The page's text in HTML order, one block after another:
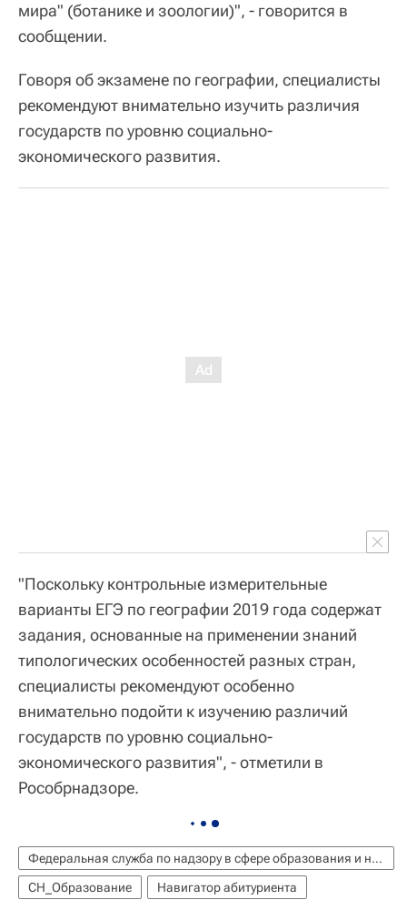
мира" (ботанике и зоологии)", - говорится в
сообщении.
Говоря об экзамене по географии, специалисты
рекомендуют внимательно изучить различия
государств по уровню социально-
экономического развития.
"Поскольку контрольные измерительные
варианты ЕГЭ по географии 2019 года содержат
задания, основанные на применении знаний
типологических особенностей разных стран,
специалисты рекомендуют особенно
внимательно подойти к изучению различий
государств по уровню социально-
экономического развития", - отметили в
Рособрнадзоре.
Федеральная служба по надзору в сфере образования и науки (Рособрнадзор)
СН_Образование
Навигатор абитуриента